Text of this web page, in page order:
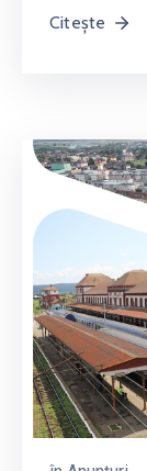
Citește